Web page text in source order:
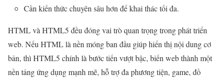
Cần kiến thức chuyên sâu hơn để khai thác tối đa.
HTML và HTML5 đều đóng vai trò quan trọng trong phát triển
web. Nếu HTML là nền móng ban đầu giúp hiển thị nội dung cơ
bản, thì HTML5 chính là bước tiến vượt bậc, biến web thành một
nền tảng ứng dụng mạnh mẽ, hỗ trợ đa phương tiện, game, đồ